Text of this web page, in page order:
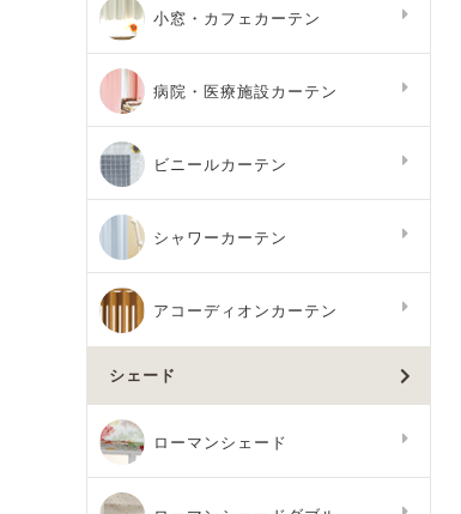
小窓・カフェカーテン
病院・医療施設カーテン
ビニールカーテン
シャワーカーテン
アコーディオンカーテン
シェード
ローマンシェード